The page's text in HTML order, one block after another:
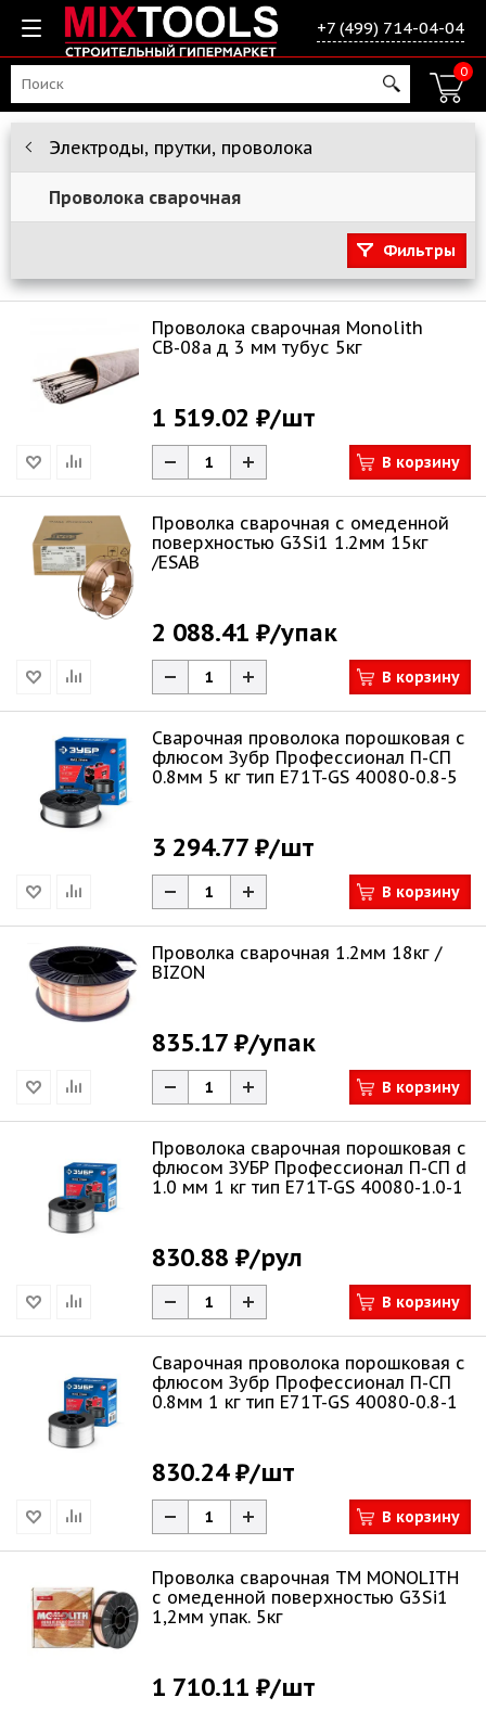
+7 (499) 714-04-04
0
Электроды, прутки, проволока
Проволока сварочная
Фильтры
Проволока сварочная Monolith
СВ-08а д 3 мм тубус 5кг
1 519.02 ₽/шт
В корзину
Проволка сварочная с омеденной
поверхностью G3Si1 1.2мм 15кг
/ESAB
2 088.41 ₽/упак
В корзину
Сварочная проволока порошковая с
флюсом Зубр Профессионал П-СП
0.8мм 5 кг тип E71T-GS 40080-0.8-5
3 294.77 ₽/шт
В корзину
Проволка сварочная 1.2мм 18кг /
BIZON
835.17 ₽/упак
В корзину
Проволока сварочная порошковая с
флюсом ЗУБР Профессионал П-СП d
1.0 мм 1 кг тип E71T-GS 40080-1.0-1
830.88 ₽/рул
В корзину
Сварочная проволока порошковая с
флюсом Зубр Профессионал П-СП
0.8мм 1 кг тип E71T-GS 40080-0.8-1
830.24 ₽/шт
В корзину
Проволка сварочная TM MONOLITH
с омеденной поверхностью G3Si1
1,2мм упак. 5кг
1 710.11 ₽/шт